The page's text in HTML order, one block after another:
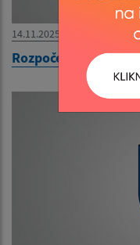
14.11.2025
Rozpočet obce